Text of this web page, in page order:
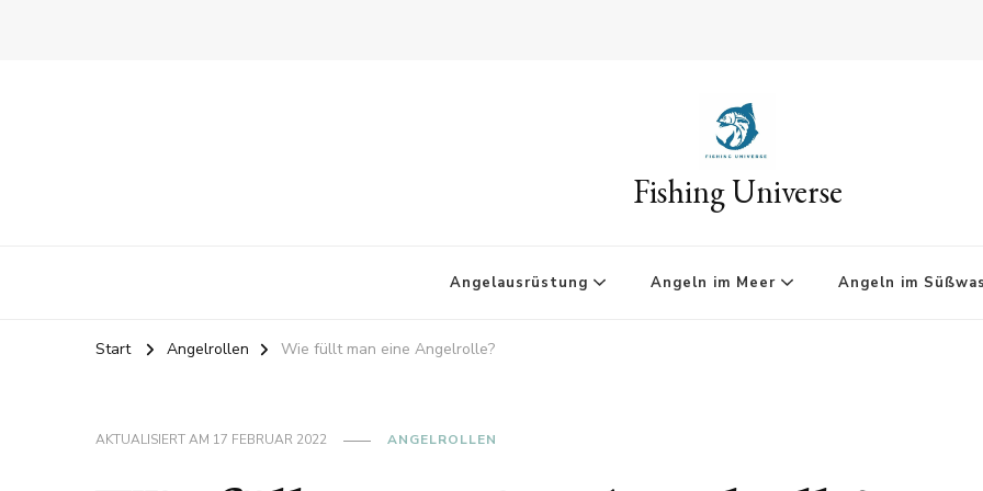
Fishing Universe
Angelausrüstung Angeln im Meer Angeln im
Start Angelrollen Wie füllt man eine Angelrolle?
AKTUALISIERT AM 17 FEBRUAR 2022 ANGELROLLEN